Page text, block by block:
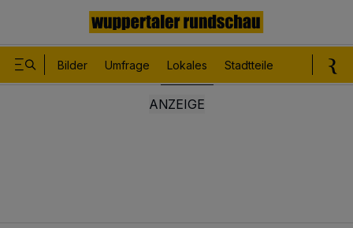
Bilder Umfrage Lokales Stadtteile